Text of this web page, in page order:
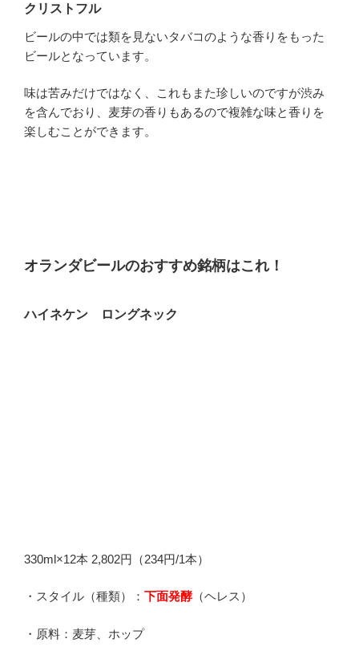
クリストフル
ビールの中では類を見ないタバコのような香りをもった
ビールとなっています。
味は苦みだけではなく、これもまた珍しいのですが渋み
を含んでおり、麦芽の香りもあるので複雑な味と香りを
楽しむことができます。
オランダビールのおすすめ銘柄はこれ！
ハイネケン ロングネック
330ml×12本 2,802円（234円/1本）
・スタイル（種類）： 下面発酵（ヘレス）
・原料：麦芽、ホップ